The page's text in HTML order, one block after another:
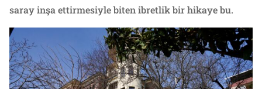
saray inşa ettirmesiyle biten ibretlik bir hikaye bu.